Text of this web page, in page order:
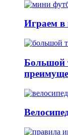
Играем в
Большой